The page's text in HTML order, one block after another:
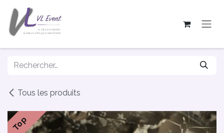
Se rendre au contenu
Tous les produits
Top